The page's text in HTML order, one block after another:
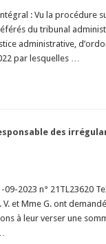
: Vu la procédure
du tribunal
administrative,
par lesquelles …
des
2023 n° 21TL23620
et Mme G. ont
à leur verser une